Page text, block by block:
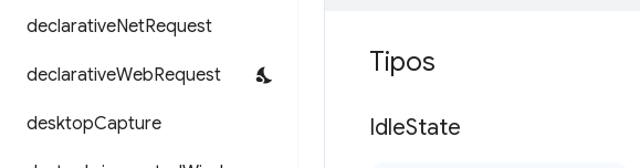
declarativeNetRequest
declarativeWebRequest
desktopCapture
Tipos
IdleState